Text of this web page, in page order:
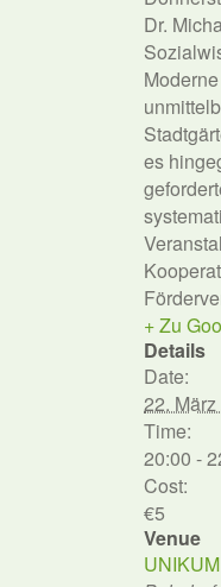
Dr.
es
+ Zu
Details
Date:
22.
Time:
20:00 -
Cost:
€5
Venue